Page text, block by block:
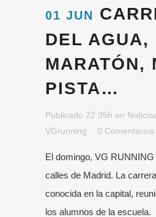
01 JUN
DEL AGUA,
MARATÓN,
PISTA…
Publicado 22:35h en
VGrunning
0 Comentarios
El domingo, VG
calles de Madrid. La
conocida en la capital,
los alumnos de la escuela.